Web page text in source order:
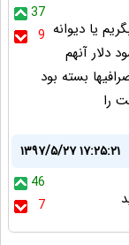
37
9 یا دیوانه
دلار آنهم
پس این 3 ماه که صرافیها بسته بود
را
۱۳۹۷/۵/۲۷ ۱۷:۲۵:۲۱
46
7